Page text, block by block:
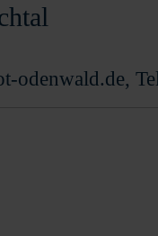
odenwald.de,